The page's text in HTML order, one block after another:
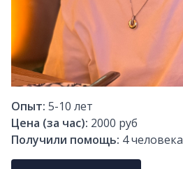
Опыт: 5-10 лет
Цена (за час): 2000 руб
Получили помощь: 4человека